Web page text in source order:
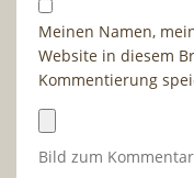
Meinen Namen,
Website in diesem
Kommentierung
Bild zum